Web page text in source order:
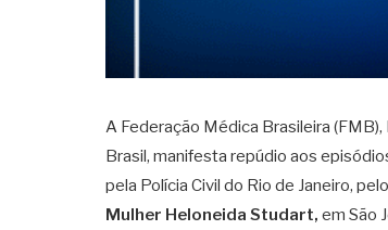
A Federação Médica Brasileira
Brasil, manifesta repúdio aos
pela Polícia Civil do Rio de Janeiro,
Mulher Heloneida Studart, em São